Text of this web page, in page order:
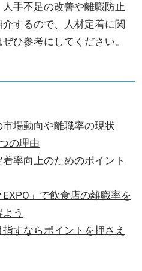
手不足の改善や離職防止
するので、人材定着に関
ひ参考にしてください。
場動向や離職率の現状
の理由
率向上のためのポイント
EXPO」で飲食店の離職率を
う
すならポイントを押さえ